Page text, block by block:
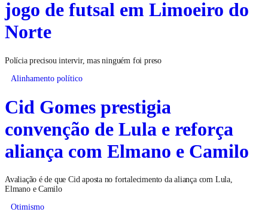
jogo de futsal em Limoeiro do
Norte
Polícia precisou intervir, mas ninguém foi preso
Alinhamento político
Cid Gomes prestigia
convenção de Lula e reforça
aliança com Elmano e Camilo
Avaliação é de que Cid aposta no fortalecimento da aliança com Lula,
Elmano e Camilo
Otimismo